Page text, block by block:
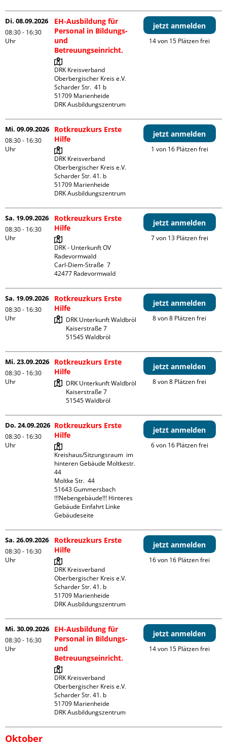
Di. 08.09.2026
08:30 - 16:30
Uhr
EH-Ausbildung für
Personal in Bildungs-
und
Betreuungseinricht.
DRK Kreisverband
Oberbergischer Kreis e.V.
Scharder Str.  41 b
51709 Marienheide
DRK Ausbildungszentrum
jetzt anmelden
14 von 15 Plätzen frei
Mi. 09.09.2026
08:30 - 16:30
Uhr
Rotkreuzkurs Erste
Hilfe
DRK Kreisverband
Oberbergischer Kreis e.V.
Scharder Str. 41. b
51709 Marienheide
DRK Ausbildungszentrum
jetzt anmelden
1 von 16 Plätzen frei
Sa. 19.09.2026
08:30 - 16:30
Uhr
Rotkreuzkurs Erste
Hilfe
DRK - Unterkunft OV
Radevormwald
Carl-Diem-Straße  7
jetzt anmelden
7 von 13 Plätzen frei
Sa. 19.09.2026
08:30 - 16:30
Uhr
Rotkreuzkurs Erste
Hilfe
DRK Unterkunft Waldbröl
Kaiserstraße 7
jetzt anmelden
8 von 8 Plätzen frei
Mi. 23.09.2026
08:30 - 16:30
Uhr
Rotkreuzkurs Erste
Hilfe
DRK Unterkunft Waldbröl
Kaiserstraße 7
jetzt anmelden
8 von 8 Plätzen frei
Do. 24.09.2026
08:30 - 16:30
Uhr
Rotkreuzkurs Erste
Hilfe
Kreishaus/Sitzungsraum  im
hinteren Gebäude Moltkestr.
44
Moltke Str.  44
51643 Gummersbach
!!!Nebengebäude!!! Hinteres
Gebäude Einfahrt Linke
Gebäudeseite
jetzt anmelden
6 von 16 Plätzen frei
Sa. 26.09.2026
08:30 - 16:30
Uhr
Rotkreuzkurs Erste
Hilfe
DRK Kreisverband
Oberbergischer Kreis e.V.
Scharder Str. 41. b
51709 Marienheide
DRK Ausbildungszentrum
jetzt anmelden
16 von 16 Plätzen frei
Mi. 30.09.2026
08:30 - 16:30
Uhr
EH-Ausbildung für
Personal in Bildungs-
und
Betreuungseinricht.
DRK Kreisverband
Oberbergischer Kreis e.V.
Scharder Str. 41. b
51709 Marienheide
DRK Ausbildungszentrum
jetzt anmelden
14 von 15 Plätzen frei
Oktober